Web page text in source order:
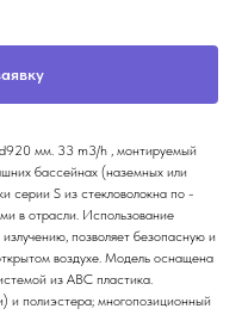
мм. 33 m3/h , монтируемый
бассейнах (наземных или
серии S из стекловолокна по -
в отрасли. Использование
позволяет безопасную и
воздухе. Модель оснащена
из ABC пластика.
и полиэстера; многопозиционный